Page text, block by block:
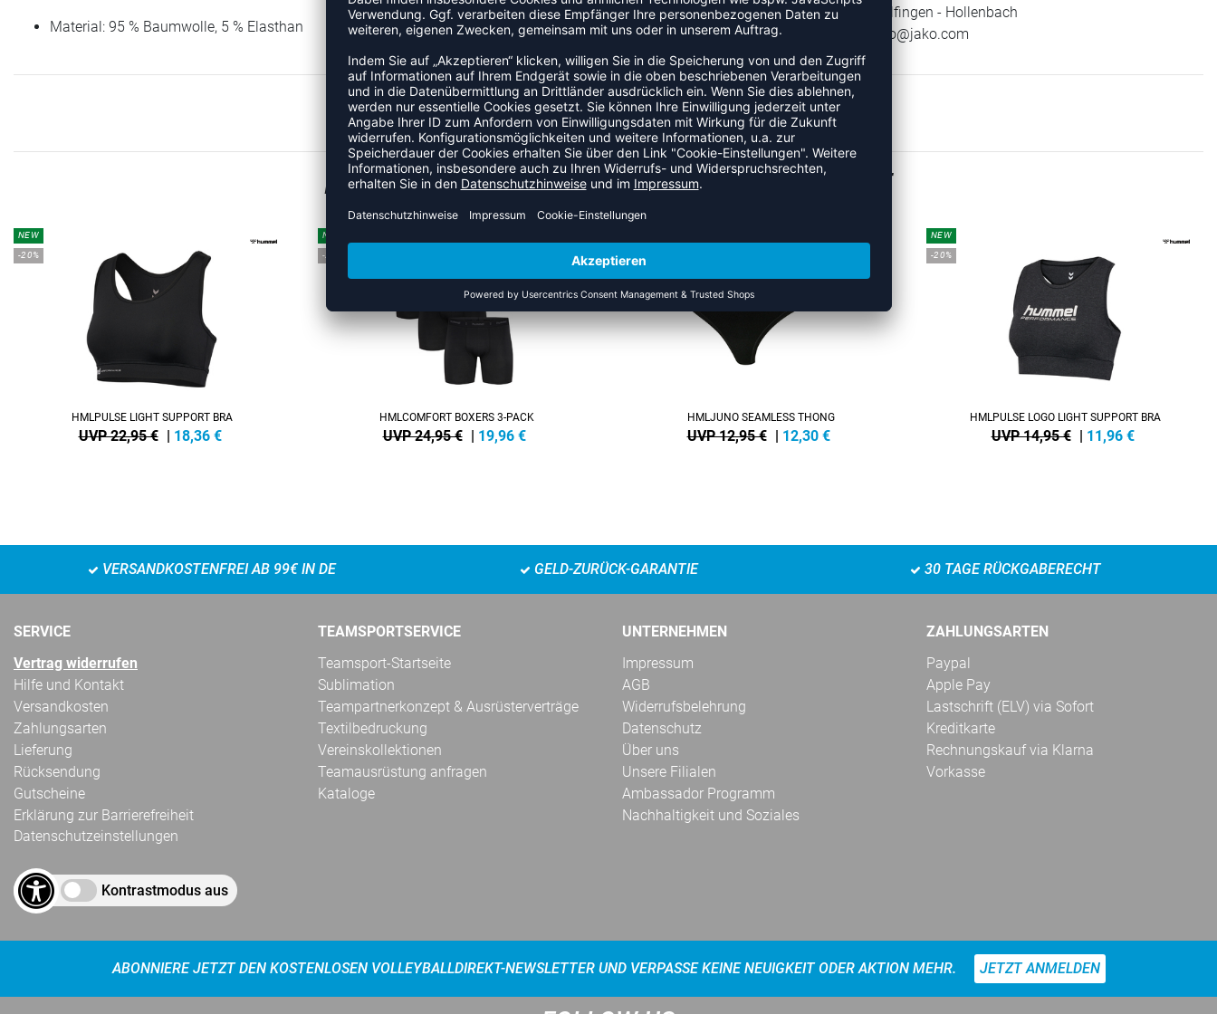
Material: 95 % Baumwolle, 5 % Elasthan
74673 Mulfingen - Hollenbach
info@jako.com
ZULETZT ANGESEHEN
MEHR AUS DER KATEGORIE UNTERWÄSCHE
NEW
-20%
HMLPULSE LIGHT SUPPORT BRA
UVP 22,95 € | 18,36 €
NEW
-20%
HMLCOMFORT BOXERS 3-PACK
UVP 24,95 € | 19,96 €
SALE
-5%
HMLJUNO SEAMLESS THONG
UVP 12,95 € | 12,30 €
NEW
-20%
HMLPULSE LOGO LIGHT SUPPORT BRA
UVP 14,95 € | 11,96 €
VERSANDKOSTENFREI AB 99€ IN DE GELD-ZURÜCK-GARANTIE 30 TAGE RÜCKGABERECHT
SERVICE
Vertrag widerrufen
Hilfe und Kontakt
Versandkosten
Zahlungsarten
Lieferung
Rücksendung
Gutscheine
Erklärung zur Barrierefreiheit
Datenschutzeinstellungen
Kontrastmodus aus
TEAMSPORTSERVICE
Teamsport-Startseite
Sublimation
Teampartnerkonzept & Ausrüsterverträge
Textilbedruckung
Vereinskollektionen
Teamausrüstung anfragen
Kataloge
UNTERNEHMEN
Impressum
AGB
Widerrufsbelehrung
Datenschutz
Über uns
Unsere Filialen
Ambassador Programm
Nachhaltigkeit und Soziales
ZAHLUNGSARTEN
Paypal
Apple Pay
Lastschrift (ELV) via Sofort
Kreditkarte
Rechnungskauf via Klarna
Vorkasse
ABONNIERE JETZT DEN KOSTENLOSEN VOLLEYBALLDIREKT-NEWSLETTER UND VERPASSE KEINE NEUIGKEIT ODER AKTION MEHR. JETZT ANMELDEN